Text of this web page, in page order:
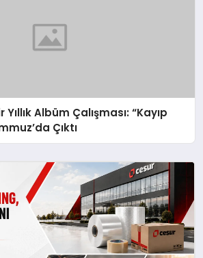
Albüm Çalışması: “Kayıp
Çıktı